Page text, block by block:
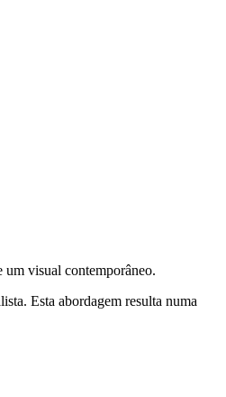
um visual contemporâneo.
Esta abordagem resulta numa